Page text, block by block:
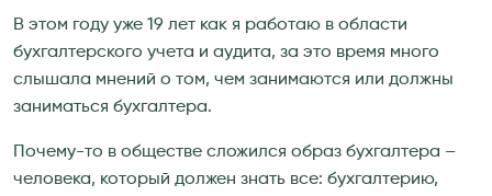
В этом году уже 19 лет как я работаю в области
бухгалтерского учета и аудита, за это время много
слышала мнений о том, чем занимаются или должны
заниматься бухгалтера.
Почему-то в обществе сложился образ бухгалтера –
человека, который должен знать все: бухгалтерию,